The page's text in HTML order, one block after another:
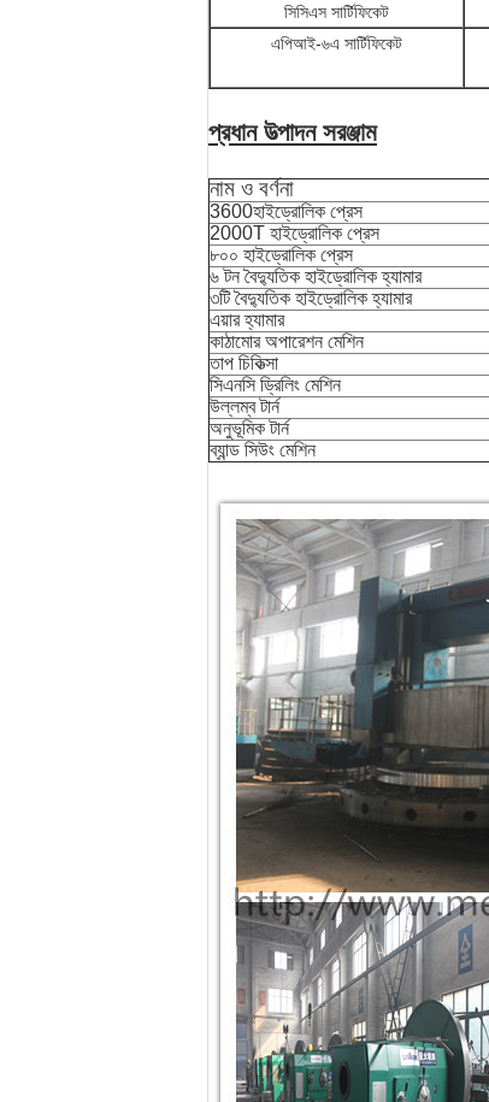
সিসিএস সার্টিফিকেট
এপিআই-৬এ সার্টিফিকেট
প্রধান উত্পাদন সরঞ্জাম
নাম ও বর্ণনা
3600হাইড্রোলিক প্রেস
2000T হাইড্রোলিক প্রেস
৮০০ হাইড্রোলিক প্রেস
৬ টন বৈদ্যুতিক হাইড্রোলিক হ্যামার
৩টি বৈদ্যুতিক হাইড্রোলিক হ্যামার
এয়ার হ্যামার
কাঠামোর অপারেশন মেশিন
তাপ চিকিত্সা
সিএনসি ড্রিলিং মেশিন
উল্লম্ব টার্ন
অনুভূমিক টার্ন
ব্যান্ড সিউং মেশিন